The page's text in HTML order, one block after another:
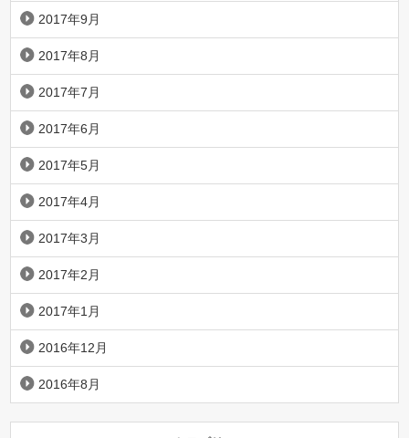
2017年9月
2017年8月
2017年7月
2017年6月
2017年5月
2017年4月
2017年3月
2017年2月
2017年1月
2016年12月
2016年8月